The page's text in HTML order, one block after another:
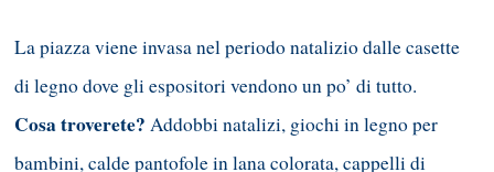
La piazza viene invasa nel periodo natalizio dalle casette
di legno dove gli espositori vendono un po’ di tutto.
Cosa troverete? Addobbi natalizi, giochi in legno per
bambini, calde pantofole in lana colorata, cappelli di